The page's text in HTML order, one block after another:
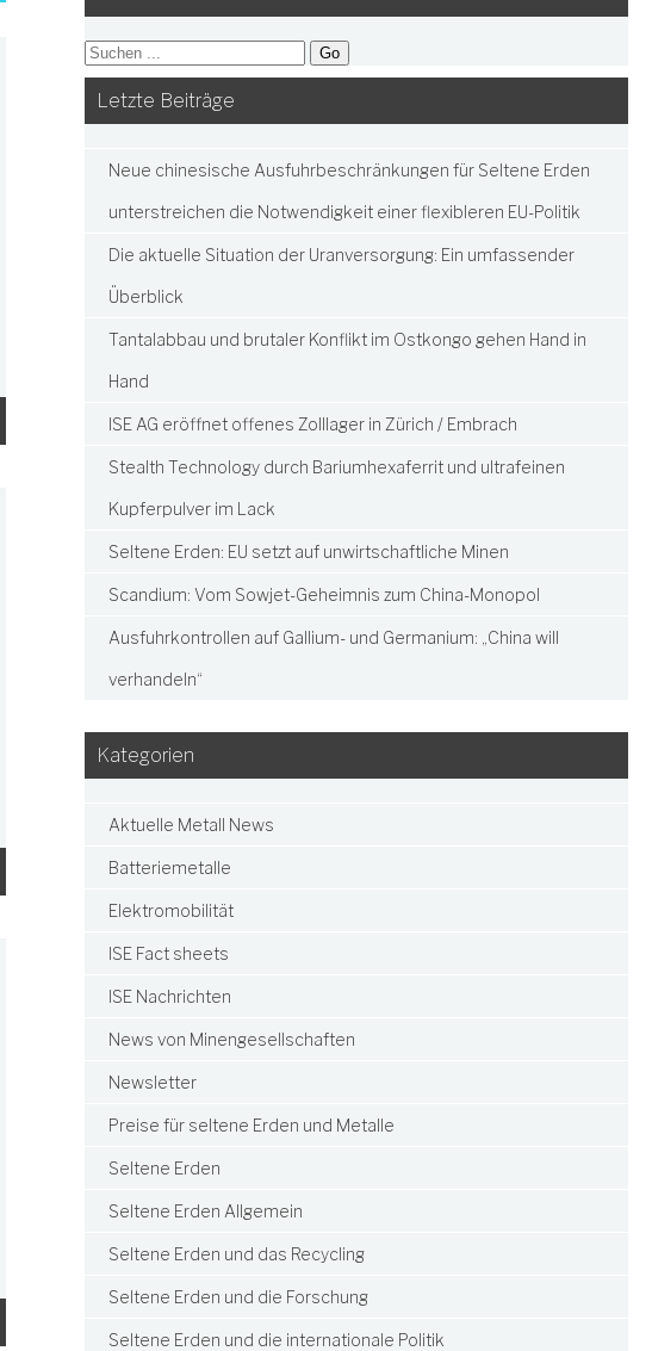
Letzte Beiträge
Neue chinesische Ausfuhrbeschränkungen für Seltene Erden
unterstreichen die Notwendigkeit einer flexibleren EU-Politik
Die aktuelle Situation der Uranversorgung: Ein umfassender
Überblick
Tantalabbau und brutaler Konflikt im Ostkongo gehen Hand in
Hand
ISE AG eröffnet offenes Zolllager in Zürich / Embrach
Stealth Technology durch Bariumhexaferrit und ultrafeinen
Kupferpulver im Lack
Seltene Erden: EU setzt auf unwirtschaftliche Minen
Scandium: Vom Sowjet-Geheimnis zum China-Monopol
Ausfuhrkontrollen auf Gallium- und Germanium: „China will
verhandeln“
Kategorien
Aktuelle Metall News
Batteriemetalle
Elektromobilität
ISE Fact sheets
ISE Nachrichten
News von Minengesellschaften
Newsletter
Preise für seltene Erden und Metalle
Seltene Erden
Seltene Erden Allgemein
Seltene Erden und das Recycling
Seltene Erden und die Forschung
Seltene Erden und die internationale Politik